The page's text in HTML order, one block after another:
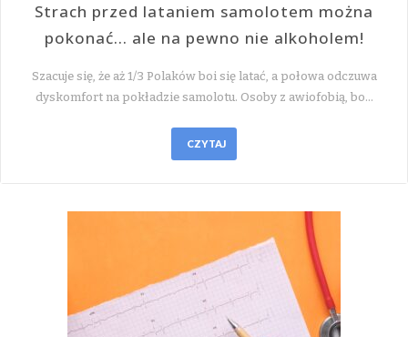
Strach przed lataniem samolotem można
pokonać… ale na pewno nie alkoholem!
Szacuje się, że aż 1/3 Polaków boi się latać, a połowa odczuwa
dyskomfort na pokładzie samolotu. Osoby z awiofobią, bo…
CZYTAJ